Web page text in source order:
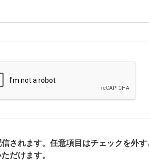
されます。任意項目はチェックを外
だけます。